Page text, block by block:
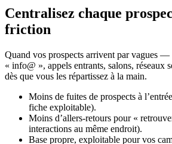
Centralisez chaque
friction
Quand vos prospects arrivent par vagues
« info@ », appels entrants, salons,
dès que vous les répartissez à la main.
Moins de fuites de prospects à
fiche exploitable).
Moins d’allers-retours pour «
interactions au même endroit).
Base propre, exploitable pour vos